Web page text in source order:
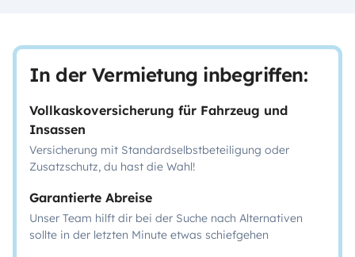
In der Vermietung inbegriffen:
Vollkaskoversicherung für Fahrzeug und
Insassen
Versicherung mit Standardselbstbeteiligung oder
Zusatzschutz, du hast die Wahl!
Garantierte Abreise
Unser Team hilft dir bei der Suche nach Alternativen
sollte in der letzten Minute etwas schiefgehen